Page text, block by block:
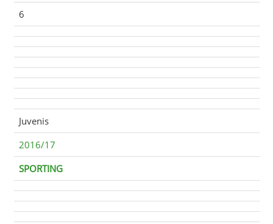
6
Juvenis
2016/17
SPORTING